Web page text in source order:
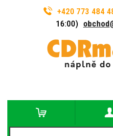
+420 773 484
16:00)